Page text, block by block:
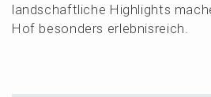
landschaft­li­che Highlights
Hof beson­ders erlebnisreich.